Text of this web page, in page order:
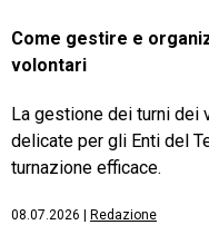
Come gestire e
volontari
La gestione dei turni dei
delicate per gli Enti del
turnazione efficace.
08.07.2026 Redazione